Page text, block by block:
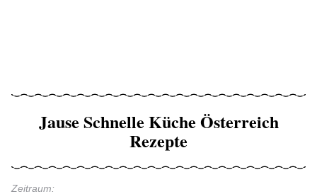
Jause Schnelle Küche Österreich
Rezepte
Zeitraum: